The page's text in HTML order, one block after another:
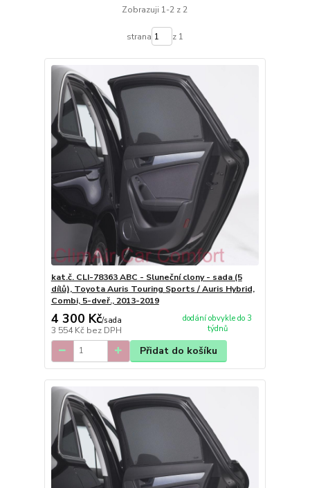
Zobrazuji 1-2 z 2
strana z 1
kat.č. CLI-78363 ABC - Sluneční clony - sada (5
dílů), Toyota Auris Touring Sports / Auris Hybrid,
Combi, 5-dveř., 2013-2019
4 300 Kč/sada
3 554 Kč bez DPH
dodání obvykle do 3
týdnů
Přidat do košíku